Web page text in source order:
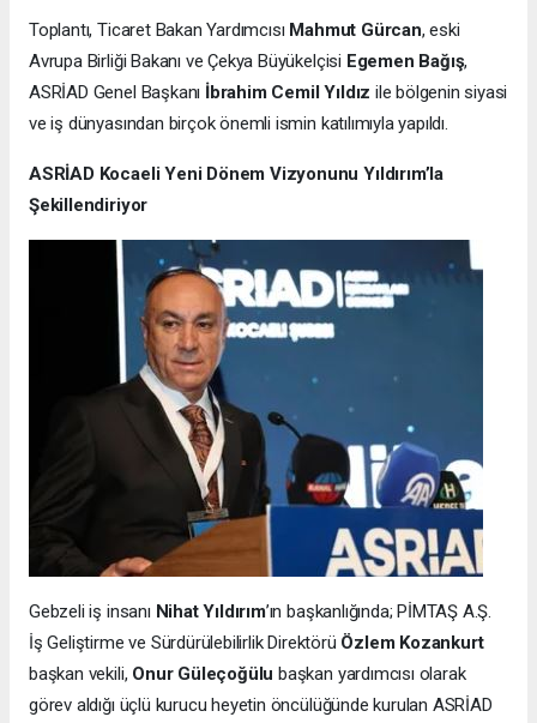
Toplantı, Ticaret Bakan Yardımcısı Mahmut Gürcan, eski
Avrupa Birliği Bakanı ve Çekya Büyükelçisi Egemen Bağış,
ASRİAD Genel Başkanı İbrahim Cemil Yıldız ile bölgenin siyasi
ve iş dünyasından birçok önemli ismin katılımıyla yapıldı.
ASRİAD Kocaeli Yeni Dönem Vizyonunu Yıldırım’la
Şekillendiriyor
Gebzeli iş insanı Nihat Yıldırım’ın başkanlığında; PİMTAŞ A.Ş.
İş Geliştirme ve Sürdürülebilirlik Direktörü Özlem Kozankurt
başkan vekili, Onur Güleçoğülu başkan yardımcısı olarak
görev aldığı üçlü kurucu heyetin öncülüğünde kurulan ASRİAD